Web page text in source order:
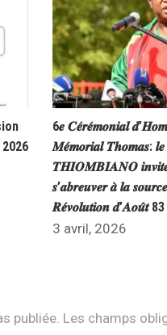
6𝒆 𝑪𝒆́𝒓𝒆́𝒎𝒐𝒏𝒊𝒂𝒍
𝑴𝒆́𝒎𝒐𝒓𝒊𝒂𝒍 𝑻𝒉𝒐𝒎𝒂𝒔:
𝑻𝑯𝑰𝑶𝑴𝑩𝑰𝑨𝑵𝑶 𝒊𝒏𝒗𝒊𝒕𝒆
𝒔’𝒂𝒃𝒓𝒆𝒖𝒗𝒆𝒓 𝒂̀ 𝒍𝒂
𝑹𝒆́𝒗𝒐𝒍𝒖𝒕𝒊𝒐𝒏 𝒅’𝑨𝒐𝒖̂𝒕 83
3 avril, 2026
publiée. Les champs